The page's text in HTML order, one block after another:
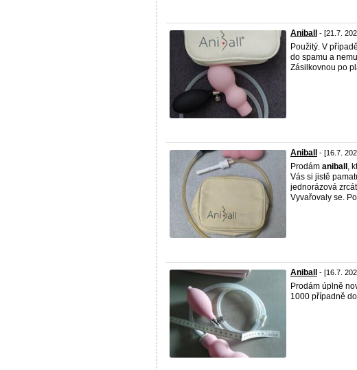
Aniball - [21.7.
Použitý. V
do spamu a
Zásilkovnou po
Aniball - [16.7.
Prodám aniball ,
Vás si jistě
jednorázová
Vyvařovaly se.
Aniball - [16.7.
Prodám úplně
1000 případně